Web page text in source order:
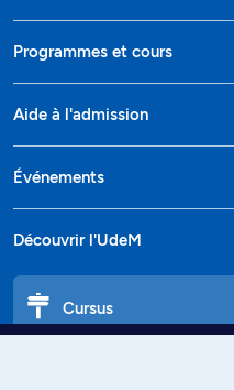
Programmes et cours
Aide à l'admission
Événements
Découvrir l'UdeM
Cursus